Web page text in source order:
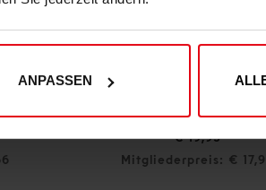
ANPASSEN
€ 19,95
Mitgliederpreis: €